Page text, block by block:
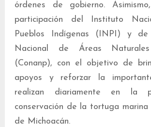
órdenes de gobierno.
participación del Instituto
Pueblos Indígenas (INPI) y de
Nacional de Áreas
(Conanp), con el objetivo de
apoyos y reforzar la
realizan diariamente en la
conservación de la tortuga marina
de Michoacán.